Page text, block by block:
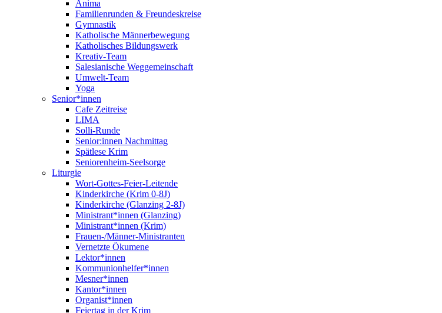
Anima
Familienrunden & Freundeskreise
Gymnastik
Katholische Männerbewegung
Katholisches Bildungswerk
Kreativ-Team
Salesianische Weggemeinschaft
Umwelt-Team
Yoga
Senior*innen
Cafe Zeitreise
LIMA
Solli-Runde
Senior:innen Nachmittag
Spätlese Krim
Seniorenheim-Seelsorge
Liturgie
Wort-Gottes-Feier-Leitende
Kinderkirche (Krim 0-8J)
Kinderkirche (Glanzing 2-8J)
Ministrant*innen (Glanzing)
Ministrant*innen (Krim)
Frauen-/Männer-Ministranten
Vernetzte Ökumene
Lektor*innen
Kommunionhelfer*innen
Mesner*innen
Kantor*innen
Organist*innen
Feiertag in der Krim